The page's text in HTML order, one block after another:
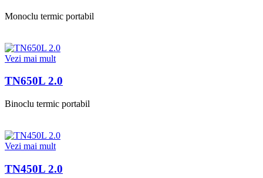
Monoclu termic portabil
Vezi mai mult
TN650L 2.0
Binoclu termic portabil
Vezi mai mult
TN450L 2.0